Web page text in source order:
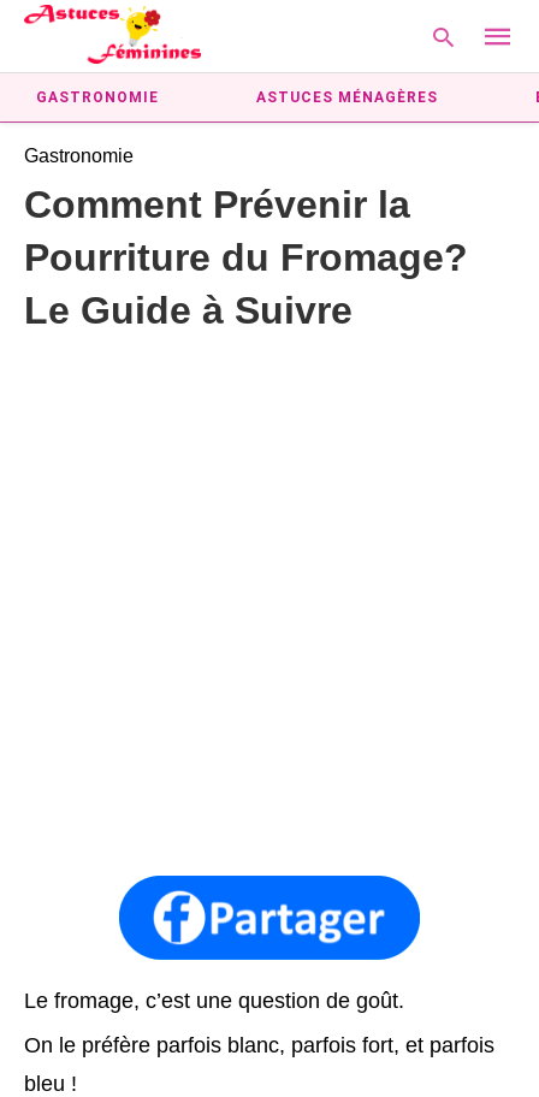
GASTRONOMIE ASTUCES MÉNAGÈRES
Gastronomie
Comment Prévenir la
Pourriture du Fromage?
Le Guide à Suivre
Le fromage, c’est une question de goût.
On le préfère parfois blanc, parfois fort, et parfois
bleu !